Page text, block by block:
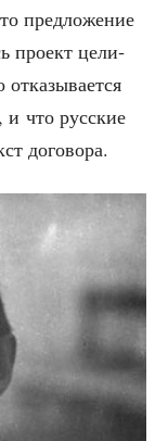
пред­ло­же­ние
про­ект цели­
что рус­ские
договора.